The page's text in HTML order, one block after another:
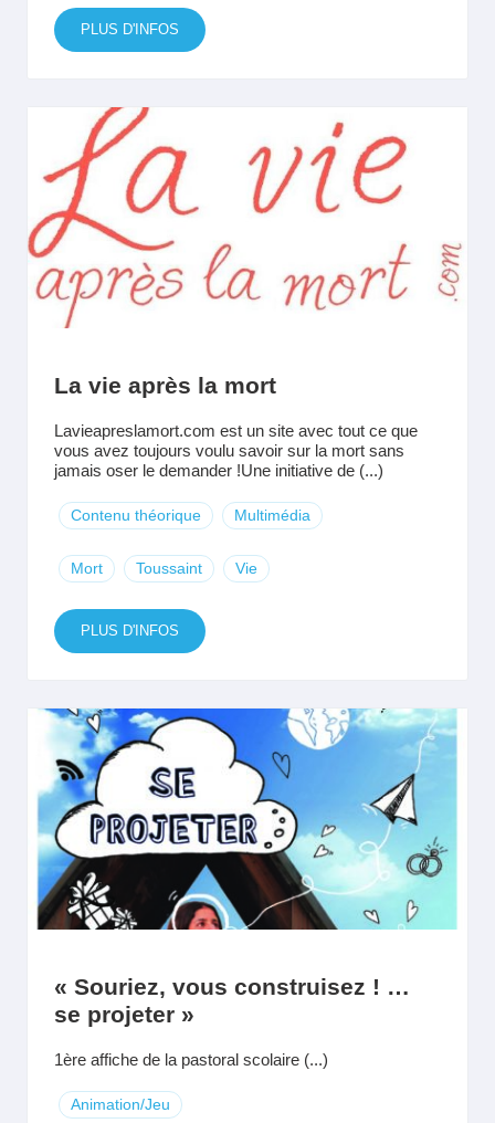
PLUS D'INFOS
La vie après la mort
Lavieapreslamort.com est un site avec tout ce que
vous avez toujours voulu savoir sur la mort sans
jamais oser le demander !Une initiative de (...)
Contenu théorique Multimédia
Mort Toussaint Vie
PLUS D'INFOS
« Souriez, vous construisez ! …
se projeter »
1ère affiche de la pastoral scolaire (...)
Animation/Jeu